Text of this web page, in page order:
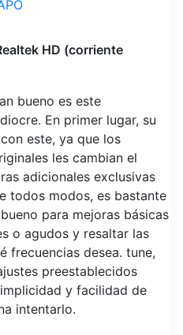
HD (corriente
bueno es este
En primer lugar, su
este, ya que los
les cambian el
adicionales exclusivas
todos modos, es bastante
para mejoras básicas
o agudos y resaltar las
frecuencias desea. tune,
preestablecidos
y facilidad de
intentarlo.